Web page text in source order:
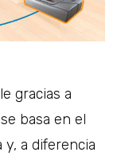
gracias a
basa en el
a diferencia